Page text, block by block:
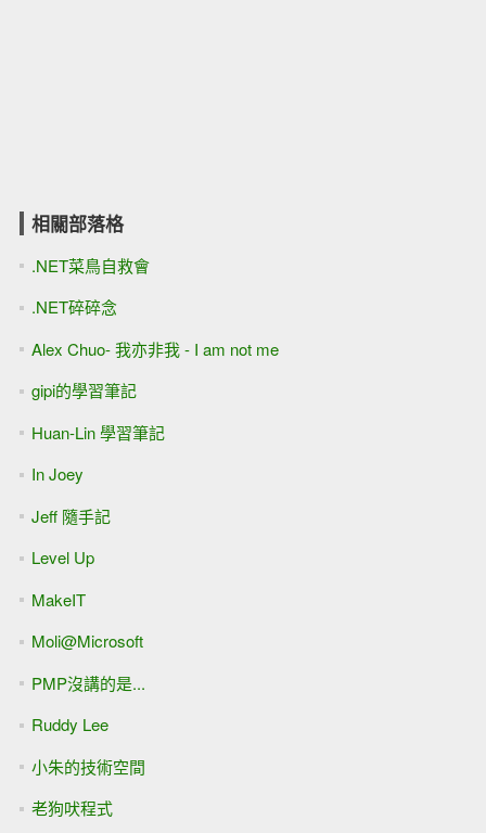
相關部落格
.NET菜鳥自救會
.NET碎碎念
Alex Chuo- 我亦非我 - I am not me
gipi的學習筆記
Huan-Lin 學習筆記
In Joey
Jeff 隨手記
Level Up
MakeIT
Moli@Microsoft
PMP沒講的是...
Ruddy Lee
小朱的技術空間
老狗吠程式